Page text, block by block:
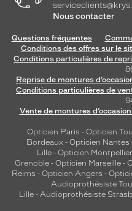
Nous contacter
Questions fréquentes
Conditions des offres sur le
Conditions particulières de
Reprise de montures
Conditions particulières de
Vente de montures
Opticien Paris - Opticien
Bordeaux- Opticien Nantes
Lille - Opticien Montpellier
Grenoble - Opticien Marseille -
Reims - Opticien Angers -
Audioprothésiste
Lille- Audioprothésiste